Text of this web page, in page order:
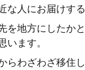
な人にお届けする
を地方にしたか
います。
らわざわざ移住